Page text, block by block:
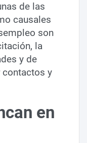
de las
causales
son
la
y de
contactos y
en